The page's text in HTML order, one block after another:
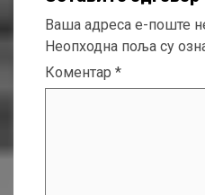
Ваша адреса е-поште
Неопходна поља су
Коментар *